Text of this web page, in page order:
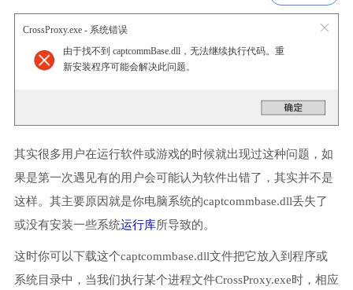
CrossProxy.exe - 系统错误
由于找不到 captcommBase.dll，无法继续执行代码。重
新安装程序可能会解决此问题。
其实很多用户在运行软件或游戏的时候就出现过这种问题，如
果是第一次遇见有的用户会可能认为软件出错了，其实并不是
这样。其主要原因就是你电脑系统的captcommbase.dll丢失了
或没有安装一些系统运行库所导致的。
这时你可以下载这个captcommbase.dll文件把它放入到程序或
系统目录中，当我们执行某个进程文件CrossProxy.exe时，相应